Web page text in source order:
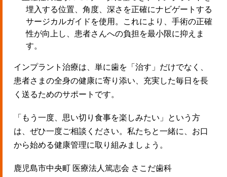
埋入する位置、角度、深さを正確にナビゲートする
サージカルガイドを使用。これにより、手術の正確
性が向上し、患者さんへの負担を最小限に抑えま
す。
インプラント治療は、単に歯を「治す」だけでなく、
患者さまの全身の健康に寄り添い、充実した毎日を長
く送るためのサポートです。
「もう一度、思い切り食事を楽しみたい」という方
は、ぜひ一度ご相談ください。私たちと一緒に、お口
から始める健康管理に取り組みましょう。
鹿児島市中央町 医療法人篤志会 さこだ歯科